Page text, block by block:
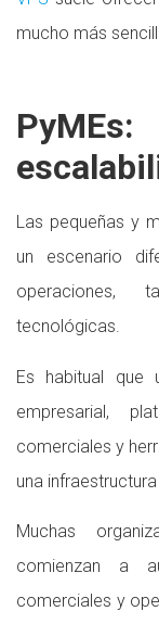
mucho más
Las pequeñas y
un escenario
operaciones,
tecnológicas.
Es habitual que
empresarial,
comerciales y
una
Muchas
comienzan a
comerciales y